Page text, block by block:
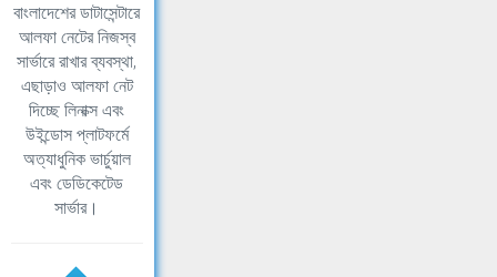
বাংলাদেশের ডাটাসেন্টারে
আলফা নেটের নিজস্ব
সার্ভারে রাখার ব্যবস্থা,
এছাড়াও আলফা নেট
দিচ্ছে লিনাক্স এবং
উইন্ডোস প্লাটফর্মে
অত্যাধুনিক ভার্চুয়াল
এবং ডেডিকেটেড
সার্ভার।